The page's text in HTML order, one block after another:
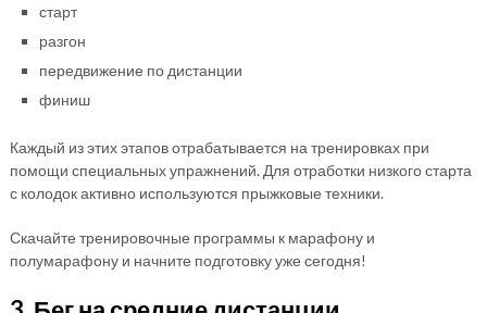
старт
разгон
передвижение по дистанции
финиш
Каждый из этих этапов отрабатывается на тренировках при
помощи специальных упражнений. Для отработки низкого старта
с колодок активно используются прыжковые техники.
Скачайте тренировочные программы к марафону и
полумарафону и начните подготовку уже сегодня!